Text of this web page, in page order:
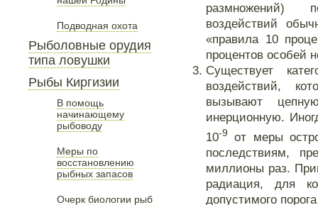
Подводная охота
Рыболовные орудия
типа ловушки
Рыбы Киргизии
В помощь
начинающему
рыбоводу
Меры по
восстановлению
рыбных запасов
Очерк биологии рыб
размножений)
воздействий
«правила 10
процентов особей
Существует
воздействий,
вызывают
инерционную.
10-9
от меры
последствиям,
миллионы раз.
радиация, для
допустимого